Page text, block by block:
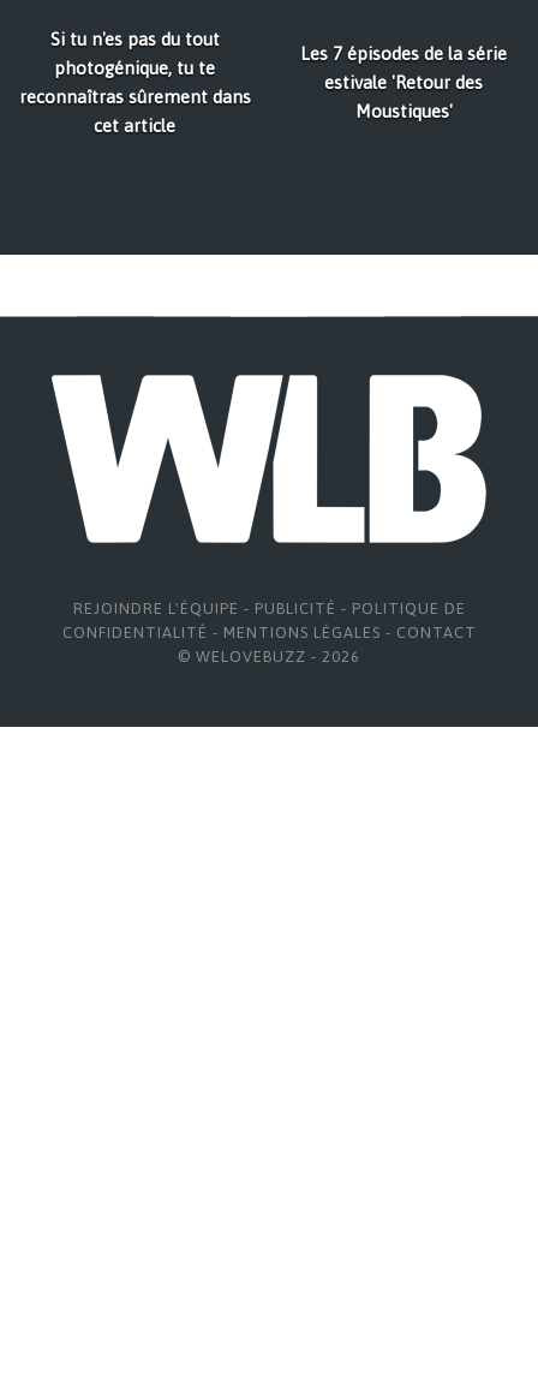
Si tu n'es pas du tout
photogénique, tu te
reconnaîtras sûrement dans
cet article
Les 7 épisodes de la série
estivale 'Retour des
Moustiques'
REJOINDRE L'ÉQUIPE - PUBLICITÉ - POLITIQUE DE
CONFIDENTIALITÉ - MENTIONS LÉGALES - CONTACT
© WELOVEBUZZ - 2026